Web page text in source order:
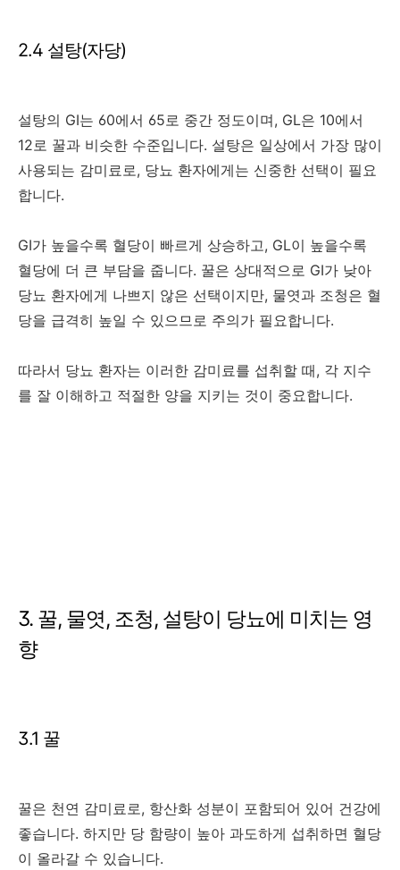
2.4 설탕(자당)
설탕의 GI는 60에서 65로 중간 정도이며, GL은 10에서
12로 꿀과 비슷한 수준입니다. 설탕은 일상에서 가장 많이
사용되는 감미료로, 당뇨 환자에게는 신중한 선택이 필요
합니다.
GI가 높을수록 혈당이 빠르게 상승하고, GL이 높을수록
혈당에 더 큰 부담을 줍니다. 꿀은 상대적으로 GI가 낮아
당뇨 환자에게 나쁘지 않은 선택이지만, 물엿과 조청은 혈
당을 급격히 높일 수 있으므로 주의가 필요합니다.
따라서 당뇨 환자는 이러한 감미료를 섭취할 때, 각 지수
를 잘 이해하고 적절한 양을 지키는 것이 중요합니다.
3. 꿀, 물엿, 조청, 설탕이 당뇨에 미치는 영
향
3.1 꿀
꿀은 천연 감미료로, 항산화 성분이 포함되어 있어 건강에
좋습니다. 하지만 당 함량이 높아 과도하게 섭취하면 혈당
이 올라갈 수 있습니다.